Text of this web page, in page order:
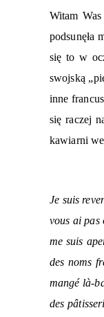
Witam
podsunęła
się to w
swojską
inne
się raczej
kawiarni
Je suis
vous ai pas
me suis
des noms
mangé là-
des